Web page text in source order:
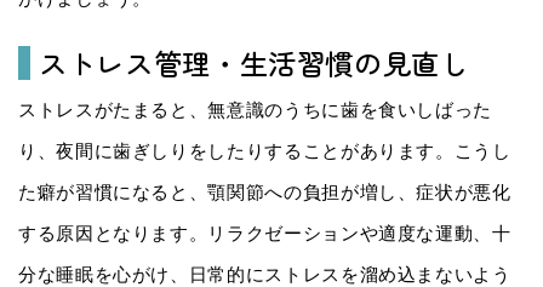
ストレス管理・生活習慣の見直し
ストレスがたまると、無意識のうちに歯を食いしばった
り、夜間に歯ぎしりをしたりすることがあります。こうし
た癖が習慣になると、顎関節への負担が増し、症状が悪化
する原因となります。リラクゼーションや適度な運動、十
分な睡眠を心がけ、日常的にストレスを溜め込まないよう